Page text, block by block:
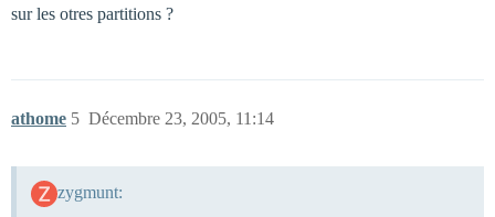
sur les otres partitions ?
athome Décembre 23, 2005, 11:14
5
zygmunt: